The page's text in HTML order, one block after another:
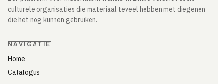
culturele organisaties die materiaal teveel hebben met diegenen
die het nog kunnen gebruiken.
NAVIGATIE
Home
Catalogus